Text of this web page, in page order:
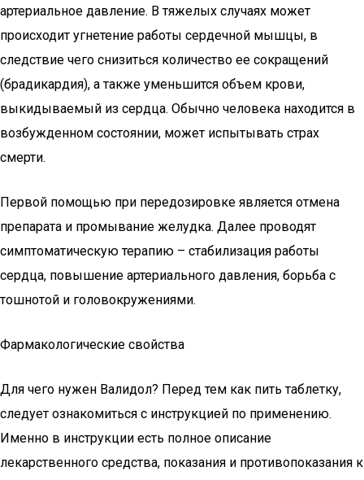
артериальное давление. В тяжелых случаях может
происходит угнетение работы сердечной мышцы, в
следствие чего снизиться количество ее сокращений
(брадикардия), а также уменьшится объем крови,
выкидываемый из сердца. Обычно человека находится в
возбужденном состоянии, может испытывать страх
смерти.
Первой помощью при передозировке является отмена
препарата и промывание желудка. Далее проводят
симптоматическую терапию – стабилизация работы
сердца, повышение артериального давления, борьба с
тошнотой и головокружениями.
Фармакологические свойства
Для чего нужен Валидол? Перед тем как пить таблетку,
следует ознакомиться с инструкцией по применению.
Именно в инструкции есть полное описание
лекарственного средства, показания и противопоказания к